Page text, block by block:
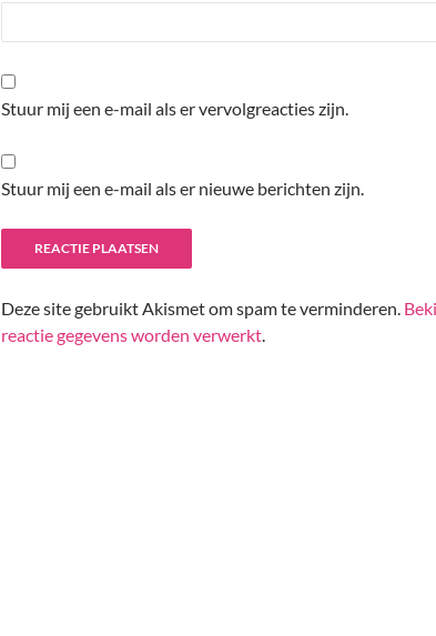
Stuur mij een e-mail als er vervolgreacties zijn.
Stuur mij een e-mail als er nieuwe berichten zijn.
Deze site gebruikt Akismet om spam te verminderen.
reactie gegevens worden verwerkt.